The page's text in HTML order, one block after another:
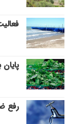
فعالیت ۳۵ طرح سالمسازی
رفع